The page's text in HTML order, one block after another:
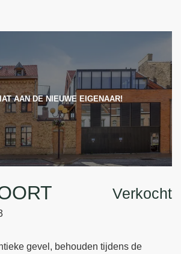
AAN DE NIEUWE EIGENAAR!
Verkocht
gevel, behouden tijdens de